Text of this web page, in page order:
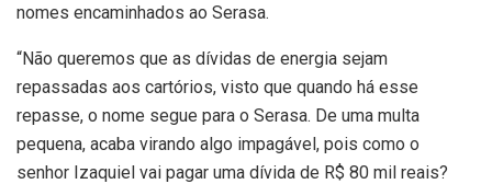
nomes encaminhados ao Serasa.
“Não queremos que as dívidas de energia sejam
repassadas aos cartórios, visto que quando há esse
repasse, o nome segue para o Serasa. De uma multa
pequena, acaba virando algo impagável, pois como o
senhor Izaquiel vai pagar uma dívida de R$ 80 mil reais?